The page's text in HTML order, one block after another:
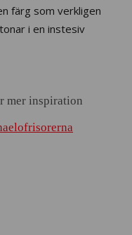
färg som verkligen
i en instesiv
mer inspiration